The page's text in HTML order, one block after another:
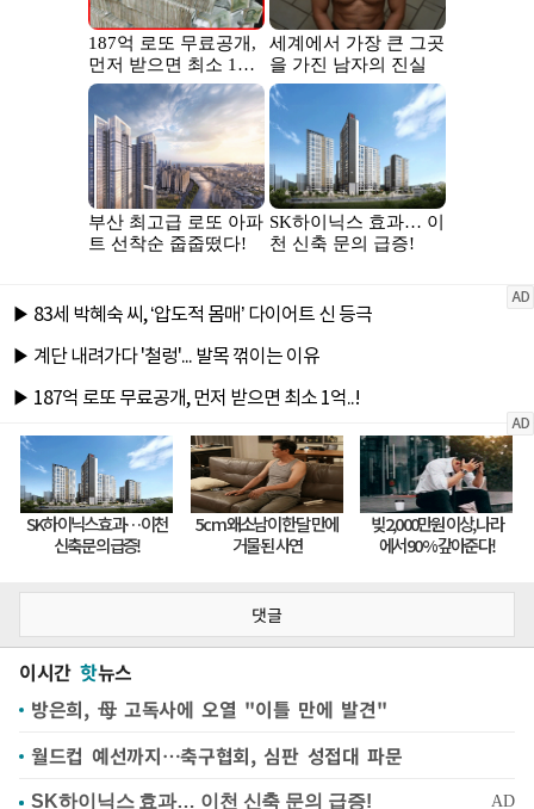
댓글
이시간 핫뉴스
방은희, 母 고독사에 오열 "이틀 만에 발견"
월드컵 예선까지…축구협회, 심판 성접대 파문